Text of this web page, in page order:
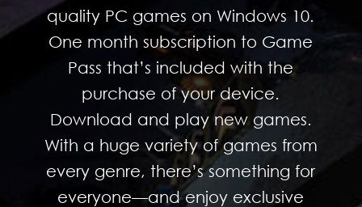
quality PC games on Windows 10.
One month subscription to Game
Pass that’s included with the
purchase of your device.
Download and play new games.
With a huge variety of games from
every genre, there’s something for
everyone—and enjoy exclusive